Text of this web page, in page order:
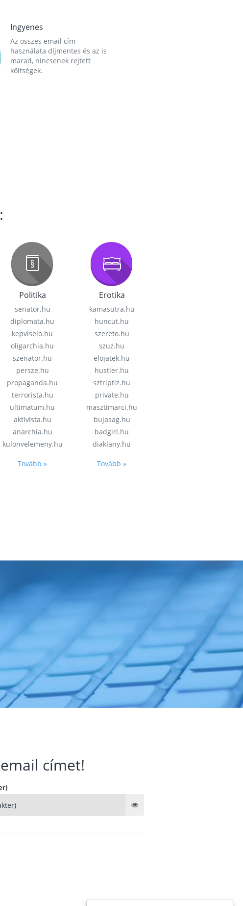
Ingyenes
Az összes email cím
használata díjmentes és az is
marad, nincsenek rejtett
költségek.
Politika
senator.hu
diplomata.hu
kepviselo.hu
oligarchia.hu
szenator.hu
persze.hu
propaganda.hu
terrorista.hu
ultimatum.hu
aktivista.hu
anarchia.hu
kulonvelemeny.hu
Tovább »
Erotika
kamasutra.hu
huncut.hu
szereto.hu
szuz.hu
elojatek.hu
hustler.hu
sztriptiz.hu
private.hu
masztimarci.hu
bujasag.hu
badgirl.hu
diaklany.hu
Tovább »
címet!